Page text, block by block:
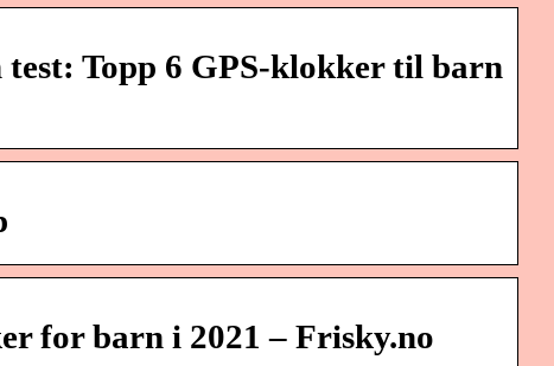
Topp 6 GPS-klokker til barn
for barn i 2021 – Frisky.no